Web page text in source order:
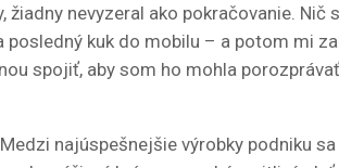
nevyzeral ako pokračovanie. Nič
kuk do mobilu – a potom mi
spojiť, aby som ho mohla
najúspešnejšie výrobky podniku